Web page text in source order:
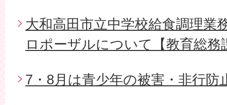
大和高田市立中学校給食調理業
ロポーザルについて【教育総務
7・8月は青少年の被害・非行防